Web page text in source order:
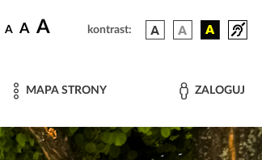
A A A kontrast:
MAPA STRONY ZALOGUJ